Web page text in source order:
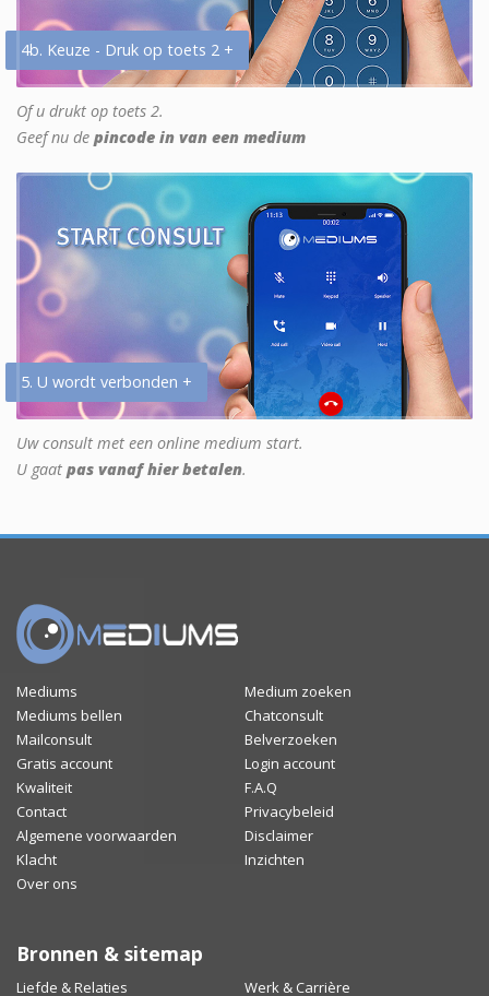
4b. Keuze - Druk op toets 2 +
Of u drukt op toets 2.
Geef nu de pincode in van een medium
5. U wordt verbonden +
Uw consult met een online medium start.
U gaat pas vanaf hier betalen.
Mediums
Medium zoeken
Mediums bellen
Chatconsult
Mailconsult
Belverzoeken
Gratis account
Login account
Kwaliteit
F.A.Q
Contact
Privacybeleid
Algemene voorwaarden
Disclaimer
Klacht
Inzichten
Over ons
Bronnen & sitemap
Liefde & Relaties Werk & Carrière